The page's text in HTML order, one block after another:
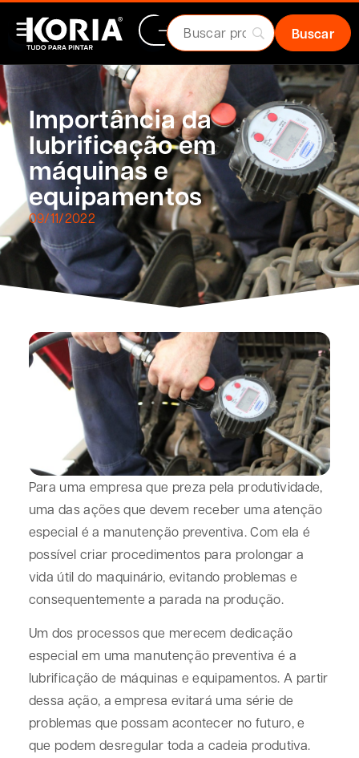
Importância da
lubrificação em
máquinas e
equipamentos
09/11/2022
Para uma empresa que preza pela produtividade,
uma das ações que devem receber uma atenção
especial é a manutenção preventiva. Com ela é
possível criar procedimentos para prolongar a
vida útil do maquinário, evitando problemas e
consequentemente a parada na produção.
Um dos processos que merecem dedicação
especial em uma manutenção preventiva é a
lubrificação de máquinas e equipamentos. A partir
dessa ação, a empresa evitará uma série de
problemas que possam acontecer no futuro, e
que podem desregular toda a cadeia produtiva.